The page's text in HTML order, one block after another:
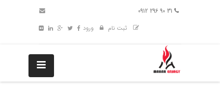
ثبت نام
ورود